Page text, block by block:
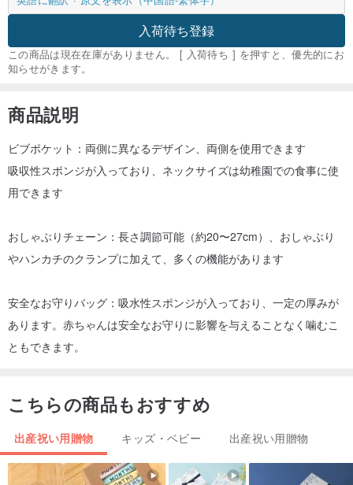
入荷待ち登録
この商品は現在在庫がありません。 [ 入荷待ち ] を押すと、優先的にお
知らせがきます。
商品説明
ビブポケット：両側に異なるデザイン、両側を使用できます
吸収性スポンジが入っており、ネックサイズは幼稚園での食事に使
用できます
おしゃぶりチェーン：長さ調節可能（約20〜27cm）、おしゃぶり
やハンカチのクランプに加えて、多くの機能があります
安全なお守りバッグ：吸水性スポンジが入っており、一定の厚みが
あります。赤ちゃんは安全なお守りに影響を与えることなく噛むこ
ともできます。
こちらの商品もおすすめ
出産祝い用贈物 キッズ・ベビー 出産祝い用贈物